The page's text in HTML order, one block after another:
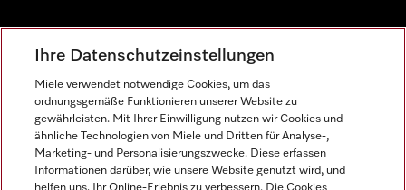
Ihre Datenschutzeinstellungen
Miele verwendet notwendige Cookies, um das
ordnungsgemäße Funktionieren unserer Website zu
gewährleisten. Mit Ihrer Einwilligung nutzen wir Cookies und
ähnliche Technologien von Miele und Dritten für Analyse-,
Marketing- und Personalisierungszwecke. Diese erfassen
Informationen darüber, wie unsere Website genutzt wird, und